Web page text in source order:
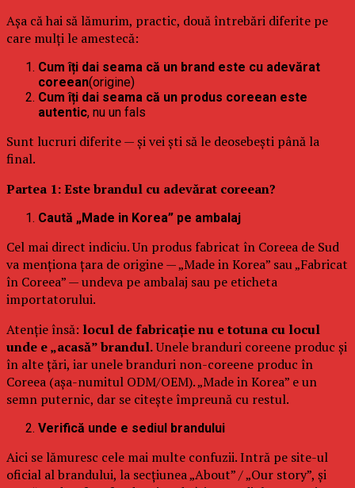
Așa că hai să lămurim, practic, două întrebări diferite pe
care mulți le amestecă:
Cum îți dai seama că un brand este cu adevărat
coreean(origine)
Cum îți dai seama că un produs coreean este
autentic, nu un fals
Sunt lucruri diferite — și vei ști să le deosebești până la
final.
Partea 1: Este brandul cu adevărat coreean?
Caută „Made in Korea” pe ambalaj
Cel mai direct indiciu. Un produs fabricat în Coreea de Sud
va menționa țara de origine — „Made in Korea” sau „Fabricat
în Coreea” — undeva pe ambalaj sau pe eticheta
importatorului.
Atenție însă: locul de fabricație nu e totuna cu locul
unde e „acasă” brandul.Unele branduri coreene produc și
în alte țări, iar unele branduri non-coreene produc în
Coreea (așa-numitul ODM/OEM). „Made in Korea” e un
semn puternic, dar se citește împreună cu restul.
Verifică unde e sediul brandului
Aici se lămuresc cele mai multe confuzii. Intră pe site-ul
oficial al brandului, la secțiunea „About” / „Our story”, și